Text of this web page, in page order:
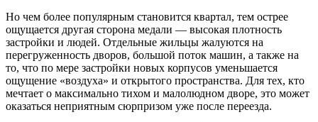
Но чем более популярным становится квартал, тем острее
ощущается другая сторона медали — высокая плотность
застройки и людей. Отдельные жильцы жалуются на
перегруженность дворов, большой поток машин, а также на
то, что по мере застройки новых корпусов уменьшается
ощущение «воздуха» и открытого пространства. Для тех, кто
мечтает о максимально тихом и малолюдном дворе, это может
оказаться неприятным сюрпризом уже после переезда.